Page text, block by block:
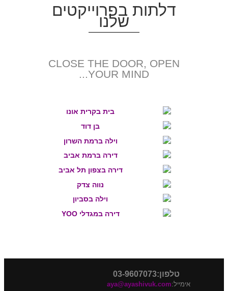
דלתות בפרוייקטים
שלנו
CLOSE THE DOOR, OPEN
YOUR MIND...
טלפון:03-9607073
אימייל:aya@ayashivuk.com